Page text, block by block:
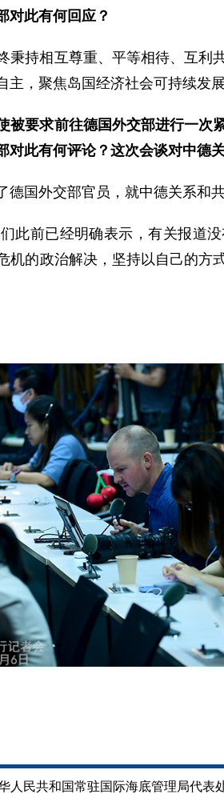
对此有何回应？
秉持相互尊重、平等相待、互利
，聚焦岛国经济社会可持续发
被要求前往德国外交部进行一次
对此有何评论？这次会谈对中德
国外交部官员，就中德关系和
此前已经明确表示，有关报道
机的政治解决，坚持以自己的方
人民共和国常驻国际海底管理局代表